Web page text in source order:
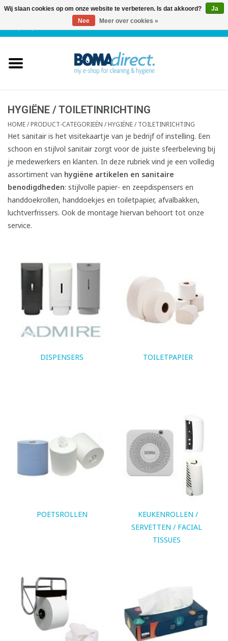
Klantenservice
Blog
HYGIËNE / TOILETINRICHTING
HOME/PRODUCT-CATEGORIEËN /HYGIËNE / TOILETINRICHTING
Het sanitair is het visitekaartje van je bedrijf of instelling. Een
schoon en stijlvol sanitair zorgt voor de juiste sfeerbeleving bij
je medewerkers en klanten. In deze rubriek vind je een volledig
assortiment van hygiëne artikelen en sanitaire
benodigdheden: stijlvolle papier- en zeepdispensers en
handdoekrollen, handdoekjes en toiletpapier, afvalbakken,
luchtverfrissers. Ook de montage hiervan behoort tot onze
service.
DISPENSERS TOILETPAPIER
POETSROLLEN
KEUKENROLLEN /
SERVETTEN / FACIAL
TISSUES
Wij slaan cookies op om onze website te verbeteren. Is dat akkoord?
Ja
Nee
Meer over cookies »